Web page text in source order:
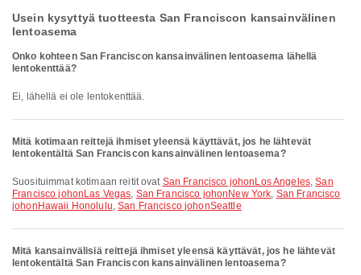
Usein kysyttyä tuotteesta San Franciscon kansainvälinen
lentoasema
Onko kohteen San Franciscon kansainvälinen lentoasema lähellä
lentokenttää?
Ei, lähellä ei ole lentokenttää.
Mitä kotimaan reittejä ihmiset yleensä käyttävät, jos he lähtevät
lentokentältä San Franciscon kansainvälinen lentoasema?
Suosituimmat kotimaan reitit ovat San Francisco johonLos Angeles,San
Francisco johonLas Vegas, San Francisco johonNew York, San Francisco
johonHawaii Honolulu,San Francisco johonSeattle
Mitä kansainvälisiä reittejä ihmiset yleensä käyttävät, jos he lähtevät
lentokentältä San Franciscon kansainvälinen lentoasema?